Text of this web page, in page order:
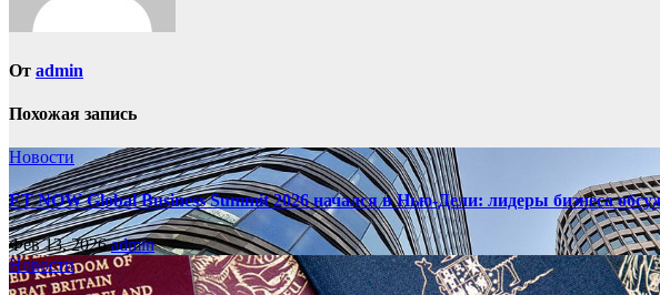
От admin
Похожая запись
Новости
ET NOW Global Business Summit 2026 начался в Нью‑Дели: лидеры бизнеса
Фев 13, 2026admin
Новости